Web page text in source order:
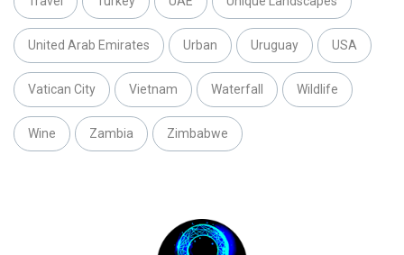
United Arab Emirates Urban Uruguay USA
Vatican City Vietnam Waterfall Wildlife
Wine Zambia Zimbabwe